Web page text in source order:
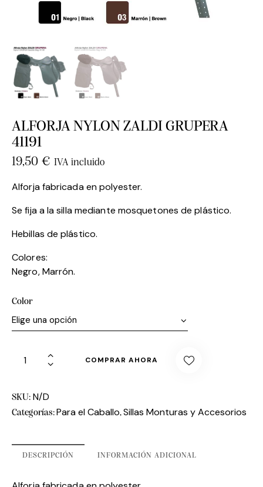
ALFORJA NYLON ZALDI GRUPERA
41191
19,50 € IVA incluido
Alforja fabricada en polyester.
Se fija a la silla mediante mosquetones de plástico.
Hebillas de plástico.
Colores:
Negro, Marrón.
Color
COMPRAR AHORA
SKU: N/D
Categorías: Para el Caballo,Sillas Monturas y Accesorios
DESCRIPCIÓN INFORMACIÓN ADICIONAL